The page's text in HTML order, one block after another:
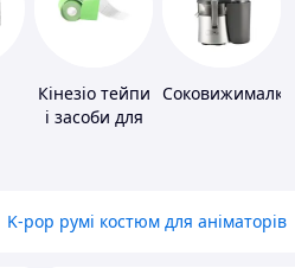
Кінезіо тейпи
і засоби для
Соковижималки
K-pop румі костюм для аніматорів